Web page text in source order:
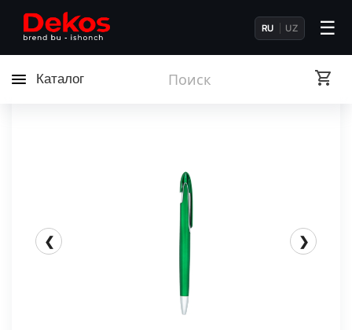
RU UZ ☰
Каталог
❮ ❯